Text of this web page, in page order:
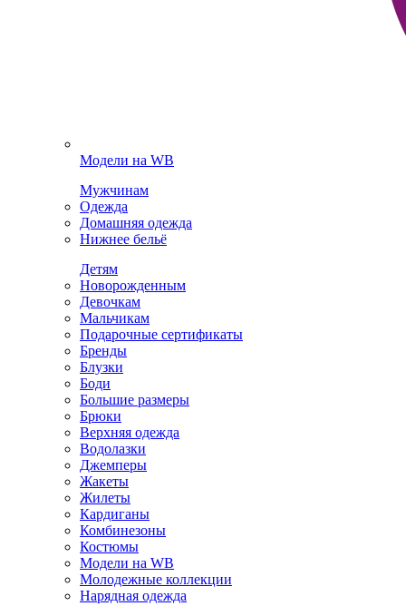
Модели на WB
Мужчинам
Одежда
Домашняя одежда
Нижнее бельё
Детям
Новорожденным
Девочкам
Мальчикам
Подарочные сертификаты
Бренды
Блузки
Боди
Большие размеры
Брюки
Верхняя одежда
Водолазки
Джемперы
Жакеты
Жилеты
Кардиганы
Комбинезоны
Костюмы
Модели на WB
Молодежные коллекции
Нарядная одежда